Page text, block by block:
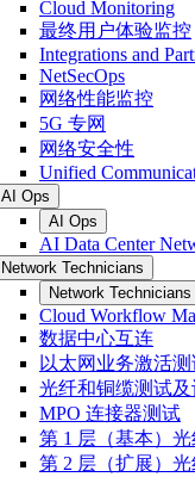
Cloud Monitoring
最终用户体验监控
Integrations and
NetSecOps
网络性能监控
5G 专网
网络安全性
Unified
AI Ops
AI Ops
AI Data Center
Network Technicians
Network Technicians
Cloud Workflow
数据中心互连
以太网业务激活
光纤和铜缆测试及
MPO 连接器测试
第 1 层（基本）
第 2 层（扩展）